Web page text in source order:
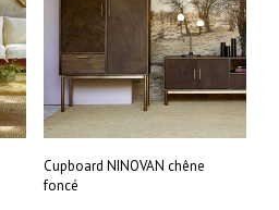
Cupboard NINOVAN chêne
foncé